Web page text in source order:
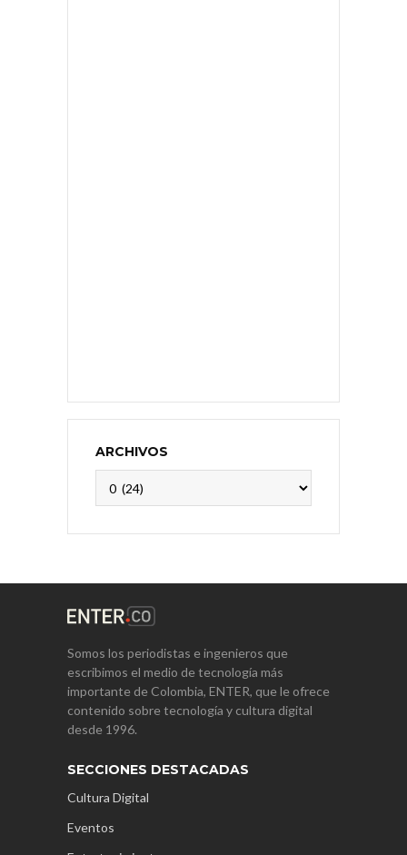
ARCHIVOS
Somos los periodistas e ingenieros que
escribimos el medio de tecnología más
importante de Colombia, ENTER, que le ofrece
contenido sobre tecnología y cultura digital
desde 1996.
SECCIONES DESTACADAS
Cultura Digital
Eventos